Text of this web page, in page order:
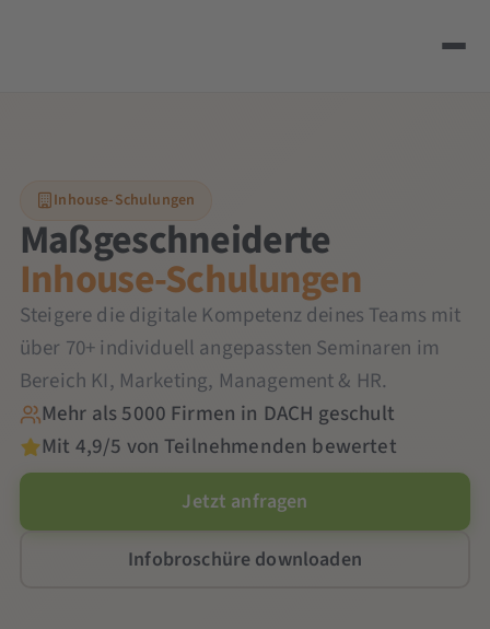
Inhouse-Schulungen
Maßgeschneiderte
Inhouse-Schulungen
Steigere die digitale Kompetenz deines Teams mit
über 70+ individuell angepassten Seminaren im
Bereich KI, Marketing, Management & HR.
Mehr als 5000 Firmen in DACH geschult
Mit 4,9/5 von Teilnehmenden bewertet
Jetzt anfragen
Infobroschüre downloaden